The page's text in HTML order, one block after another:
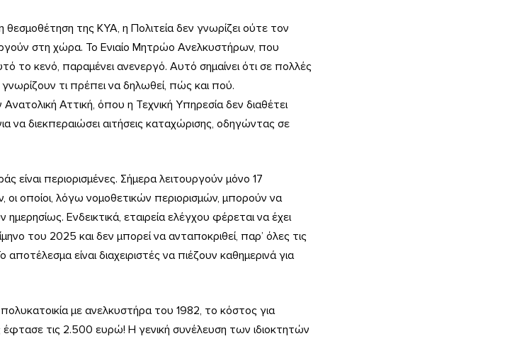
θεσμοθέτηση της ΚΥΑ, η Πολιτεία δεν γνωρίζει ούτε τον
στη χώρα. Το Ενιαίο Μητρώο Ανελκυστήρων, που
το κενό, παραμένει ανενεργό. Αυτό σημαίνει ότι σε πολλές
γνωρίζουν τι πρέπει να δηλωθεί, πώς και πού.
Αττική, όπου η Τεχνική Υπηρεσία δεν διαθέτει
διεκπεραιώσει αιτήσεις καταχώρισης, οδηγώντας σε
είναι περιορισμένες. Σήμερα λειτουργούν μόνο 17
οι οποίοι, λόγω νομοθετικών περιορισμών, μπορούν να
Ενδεικτικά, εταιρεία ελέγχου φέρεται να έχει
του 2025 και δεν μπορεί να ανταποκριθεί, παρ’ όλες τις
είναι διαχειριστές να πιέζουν καθημερινά για
με ανελκυστήρα του 1982, το κόστος για
έφτασε τις 2.500 ευρώ! Η γενική συνέλευση των ιδιοκτητών